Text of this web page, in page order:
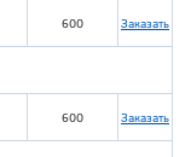
600 Заказать
600 Заказать